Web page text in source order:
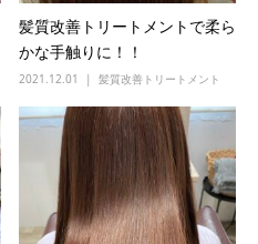
髪質改善トリートメントで柔ら
かな手触りに！！
2021.12.01 髪質改善トリートメント